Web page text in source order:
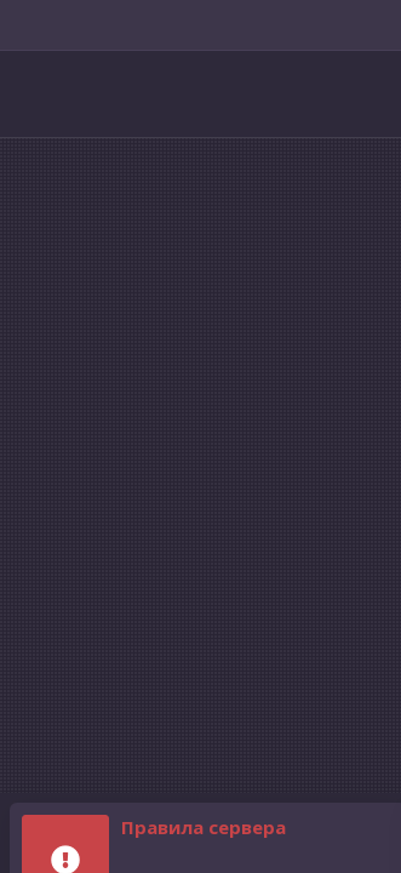
Правила сервера